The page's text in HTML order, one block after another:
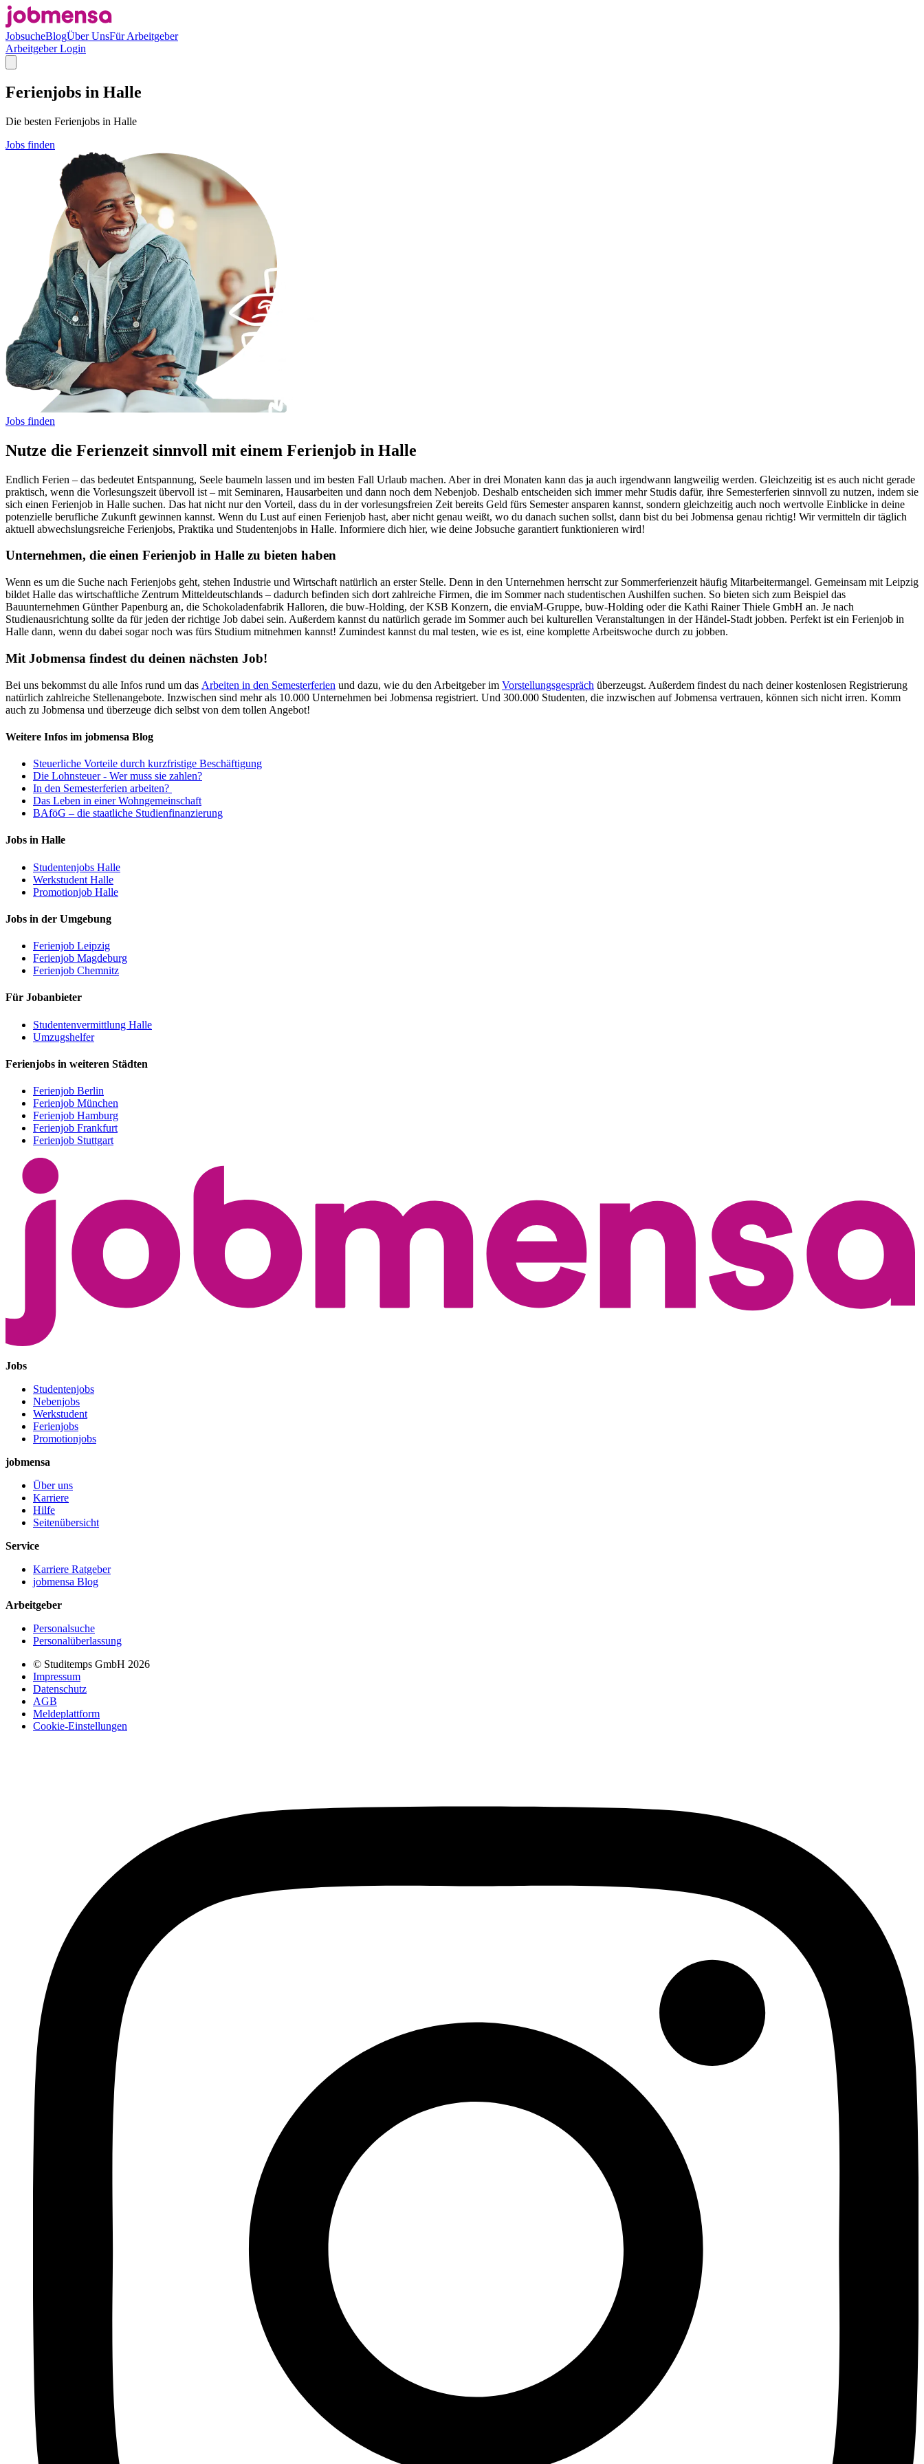
JobsucheBlogÜber UnsFür Arbeitgeber
Arbeitgeber Login
Ferienjobs in Halle
Die besten Ferienjobs in Halle
Jobs finden
Jobs finden
Nutze die Ferienzeit sinnvoll mit einem Ferienjob in Halle
Endlich Ferien – das bedeutet Entspannung, Seele baumeln lassen und im besten Fall Urlaub machen. Aber in drei Monaten kann das ja auch irgendwann langweilig werden. Gleichzeitig ist es auch nicht gerade
praktisch, wenn die Vorlesungszeit übervoll ist – mit Seminaren, Hausarbeiten und dann noch dem Nebenjob. Deshalb entscheiden sich immer mehr Studis dafür, ihre Semesterferien sinnvoll zu nutzen, indem sie
sich einen Ferienjob in Halle suchen. Das hat nicht nur den Vorteil, dass du in der vorlesungsfreien Zeit bereits Geld fürs Semester ansparen kannst, sondern gleichzeitig auch noch wertvolle Einblicke in deine
potenzielle berufliche Zukunft gewinnen kannst. Wenn du Lust auf einen Ferienjob hast, aber nicht genau weißt, wo du danach suchen sollst, dann bist du bei Jobmensa genau richtig! Wir vermitteln dir täglich
aktuell abwechslungsreiche Ferienjobs, Praktika und Studentenjobs in Halle. Informiere dich hier, wie deine Jobsuche garantiert funktionieren wird!
Unternehmen, die einen Ferienjob in Halle zu bieten haben
Wenn es um die Suche nach Ferienjobs geht, stehen Industrie und Wirtschaft natürlich an erster Stelle. Denn in den Unternehmen herrscht zur Sommerferienzeit häufig Mitarbeitermangel. Gemeinsam mit Leipzig
bildet Halle das wirtschaftliche Zentrum Mitteldeutschlands – dadurch befinden sich dort zahlreiche Firmen, die im Sommer nach studentischen Aushilfen suchen. So bieten sich zum Beispiel das
Bauunternehmen Günther Papenburg an, die Schokoladenfabrik Halloren, die buw-Holding, der KSB Konzern, die enviaM-Gruppe, buw-Holding oder die Kathi Rainer Thiele GmbH an. Je nach
Studienausrichtung sollte da für jeden der richtige Job dabei sein. Außerdem kannst du natürlich gerade im Sommer auch bei kulturellen Veranstaltungen in der Händel-Stadt jobben. Perfekt ist ein Ferienjob in
Halle dann, wenn du dabei sogar noch was fürs Studium mitnehmen kannst! Zumindest kannst du mal testen, wie es ist, eine komplette Arbeitswoche durch zu jobben.
Mit Jobmensa findest du deinen nächsten Job!
Bei uns bekommst du alle Infos rund um das Arbeiten in den Semesterferien und dazu, wie du den Arbeitgeber im Vorstellungsgespräch überzeugst. Außerdem findest du nach deiner kostenlosen Registrierung
natürlich zahlreiche Stellenangebote. Inzwischen sind mehr als 10.000 Unternehmen bei Jobmensa registriert. Und 300.000 Studenten, die inzwischen auf Jobmensa vertrauen, können sich nicht irren. Komm
auch zu Jobmensa und überzeuge dich selbst von dem tollen Angebot!
Weitere Infos im jobmensa Blog
Steuerliche Vorteile durch kurzfristige Beschäftigung
Die Lohnsteuer - Wer muss sie zahlen?
In den Semesterferien arbeiten?
Das Leben in einer Wohngemeinschaft
BAföG – die staatliche Studienfinanzierung
Jobs in Halle
Studentenjobs Halle
Werkstudent Halle
Promotionjob Halle
Jobs in der Umgebung
Ferienjob Leipzig
Ferienjob Magdeburg
Ferienjob Chemnitz
Für Jobanbieter
Studentenvermittlung Halle
Umzugshelfer
Ferienjobs in weiteren Städten
Ferienjob Berlin
Ferienjob München
Ferienjob Hamburg
Ferienjob Frankfurt
Ferienjob Stuttgart
Jobs
Studentenjobs
Nebenjobs
Werkstudent
Ferienjobs
Promotionjobs
jobmensa
Über uns
Karriere
Hilfe
Seitenübersicht
Service
Karriere Ratgeber
jobmensa Blog
Arbeitgeber
Personalsuche
Personalüberlassung
© Studitemps GmbH 2026
Impressum
Datenschutz
AGB
Meldeplattform
Cookie-Einstellungen